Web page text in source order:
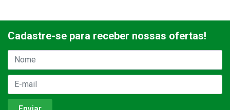
Cadastre-se para receber nossas ofertas!